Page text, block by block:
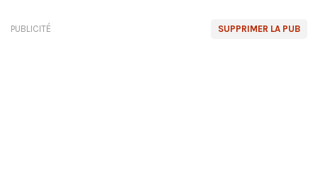
SUPPRIMER LA PUB
PUBLICITÉ